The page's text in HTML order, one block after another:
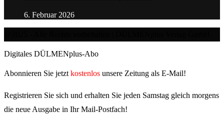
6. Februar 2026
Digitales DÜLMENplus-Abo
Abonnieren Sie jetzt kostenlos unsere Zeitung als E-Mail!
Registrieren Sie sich und erhalten Sie jeden Samstag gleich morgens
die neue Ausgabe in Ihr Mail-Postfach!